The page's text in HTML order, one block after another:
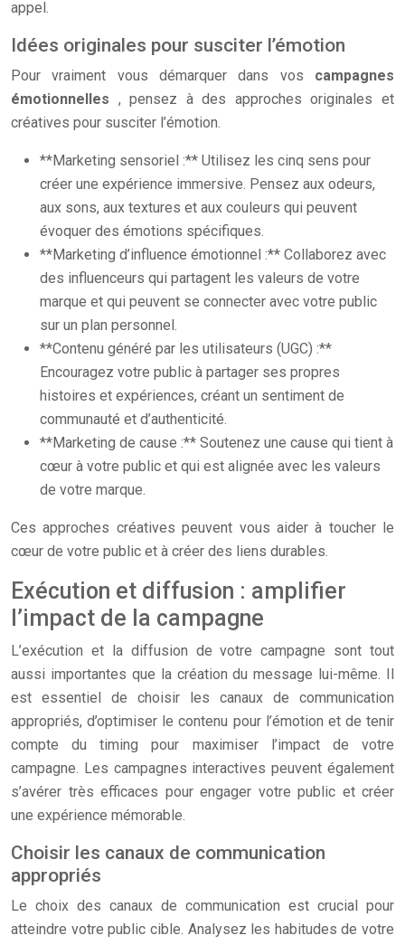
appel.
Idées originales pour susciter l’émotion
Pour vraiment vous démarquer dans vos campagnes
émotionnelles , pensez à des approches originales et
créatives pour susciter l’émotion.
**Marketing sensoriel :** Utilisez les cinq sens pour
créer une expérience immersive. Pensez aux odeurs,
aux sons, aux textures et aux couleurs qui peuvent
évoquer des émotions spécifiques.
**Marketing d’influence émotionnel :** Collaborez avec
des influenceurs qui partagent les valeurs de votre
marque et qui peuvent se connecter avec votre public
sur un plan personnel.
**Contenu généré par les utilisateurs (UGC) :**
Encouragez votre public à partager ses propres
histoires et expériences, créant un sentiment de
communauté et d’authenticité.
**Marketing de cause :** Soutenez une cause qui tient à
cœur à votre public et qui est alignée avec les valeurs
de votre marque.
Ces approches créatives peuvent vous aider à toucher le
cœur de votre public et à créer des liens durables.
Exécution et diffusion : amplifier
l’impact de la campagne
L’exécution et la diffusion de votre campagne sont tout
aussi importantes que la création du message lui-même. Il
est essentiel de choisir les canaux de communication
appropriés, d’optimiser le contenu pour l’émotion et de tenir
compte du timing pour maximiser l’impact de votre
campagne. Les campagnes interactives peuvent également
s’avérer très efficaces pour engager votre public et créer
une expérience mémorable.
Choisir les canaux de communication
appropriés
Le choix des canaux de communication est crucial pour
atteindre votre public cible. Analysez les habitudes de votre